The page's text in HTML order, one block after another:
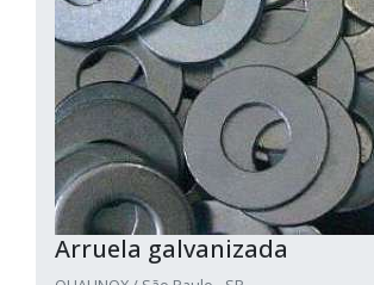
Arruela galvanizada